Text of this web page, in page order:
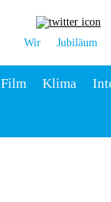
Wir Jubiläum
Film Klima